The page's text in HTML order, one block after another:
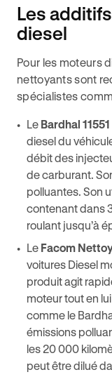
Les
diesel
Pour les moteurs
nettoyants sont
spécialistes
Le Bardhal 11551
diesel du
débit des
de carburant.
polluantes. Son
contenant dans
roulant jusqu’à
Le Facom
voitures Diesel
produit agit
moteur tout en
comme le
émissions
les 20 000
peut être dilué